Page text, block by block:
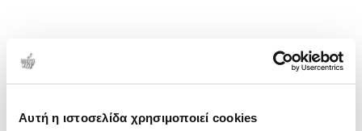
Αυτή η ιστοσελίδα χρησιμοποιεί cookies